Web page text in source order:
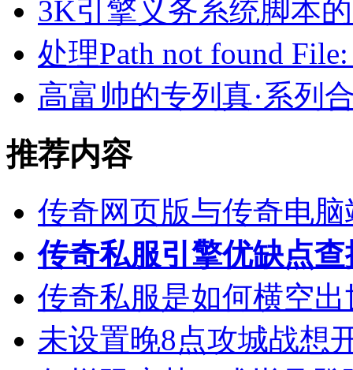
3K引擎义务系统脚本
处理Path not found
高富帅的专列真·系列
推荐内容
传奇网页版与传奇电
传奇私服引擎优缺点
传奇私服是如何横空
未设置晚8点攻城战想